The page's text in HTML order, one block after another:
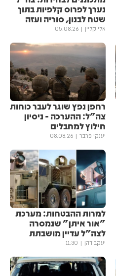
נערך לפרוס קלפיות בתוך
שטח לבנון, סוריה ועזה
אלי קליין 05.08.26
רחפן נפץ שוגר לעבר כוחות
צה"ל: ההערכה - ניסיון
חילוץ למחבלים
יענקי פרבר 08.08.26
למרות ההבטחות: מערכת
"אור איתן" שנמסרה
לצה"ל עדיין מושבתת
יעקב דהן 11:30